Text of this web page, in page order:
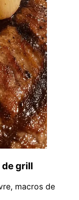
de grill
macros de